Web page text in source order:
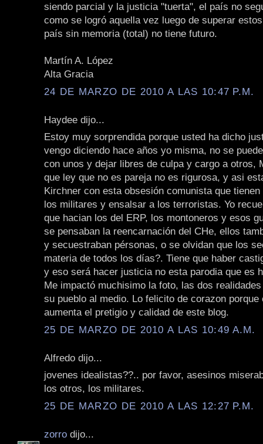
siendo parcial y la justicia "tuerta", el país no
como se logró aquella vez luego de superar
país sin memoria (total) no tiene futuro.
Martín A. López
Alta Gracia
24 DE MARZO DE 2010 A LAS 10:47 P.M.
Haydee dijo...
Estoy muy sorprendida porque usted ha dicho
vengo diciendo hace años yo misma, no se
con unos y dejar libres de culpa y cargo a otros,
que ley que no es pareja no es rigurosa, y asi
Kirchner con esta obsesión comunista que
los militares y ensalsar a los terroristas. Yo
que hacian los del ERP, los montoneros y esos
se pensaban la reencarnación del CHe, ellos
y secuestraban pérsonas, o se olvidan que los
materia de todos los días?. Tiene que haber
y eso será hacer justicia no esta parodia que es
Me impactó muchisimo la foto, las dos
su pueblo al medio. Lo felicito de corazon porque
aumenta el pretigio y calidad de este blog.
25 DE MARZO DE 2010 A LAS 10:49 A.M.
Alfredo dijo...
jovenes idealistas??.. por favor, asesinos
los otros, los militares.
25 DE MARZO DE 2010 A LAS 12:27 P.M.
zorro dijo...